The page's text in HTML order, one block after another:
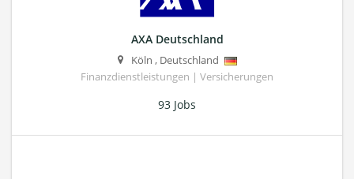
AXA Deutschland
Köln , Deutschland
Finanzdienstleistungen | Versicherungen
93 Jobs